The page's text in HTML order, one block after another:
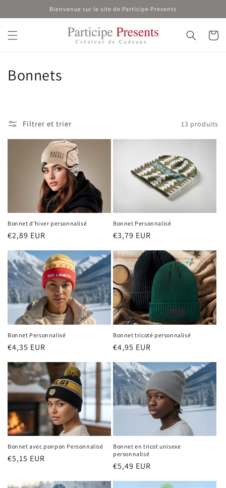
au
contenu
Bienvenue sur le site de Participe Presents
Panier
C
l
i
o
n
:
Bonnets
Filtrer et trier 13 produits
Bonnet d'hiver personnalisé
Prix
habituel
€2,89 EUR
Bonnet Personnalisé
Prix
habituel
€3,79 EUR
Bonnet Personnalisé
Prix
€4,35 EUR
Bonnet tricoté personnalisé
Prix
€4,95 EUR
Bonnet avec ponpon Personnalisé
Prix
€5,15 EUR
Bonnet en tricot unisexe
personnalisé
Prix
habituel
€5,49 EUR